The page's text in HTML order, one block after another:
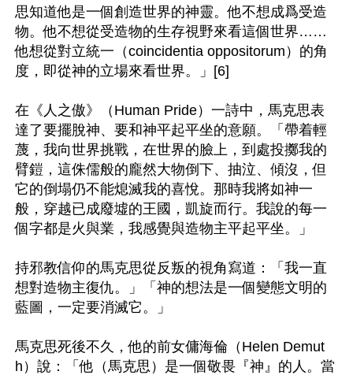
思知道他是一個創造世界的神靈。他不想成爲受造
物。他不想從受造物的生存視野來看這個世界……
他想從對立統一（coincidentia oppositorum）的角
度，即從神的立場來看世界。」[6]
在《人之傲》（Human Pride）一詩中，馬克思表
達了要擺脫神、要和神平起平坐的意願。「帶着輕
蔑，我向世界挑戰，在世界的臉上，到處投擲我的
臂鎧，這侏儒般的龐然大物倒下、抽泣、傾沒，但
它的倒塌仍不能熄滅我的喜悅。那時我將如神一
般，穿越已成廢墟的王國，凱旋而行。我說的每一
個字都是火與業，我感覺與造物主平起平坐。」
持邪教信仰的馬克思從反叛的視角寫道：「我一直
想對造物主復仇。」「神的想法是一個變態文明的
藍圖，一定要消滅它。」
馬克思死後不久，他的前女傭海倫（Helen Demut
h）說：「他（馬克思）是一個敬畏『神』的人。當